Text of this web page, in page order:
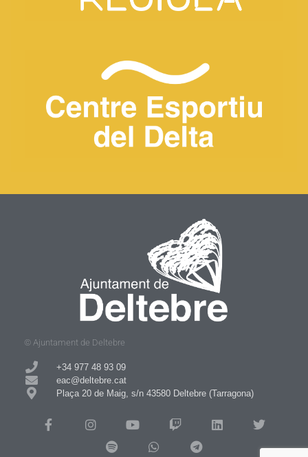
© Ajuntament de Deltebre
+34 977 48 93 09​
eac@deltebre.cat
Plaça 20 de Maig, s/n 43580 Deltebre (Tarragona)